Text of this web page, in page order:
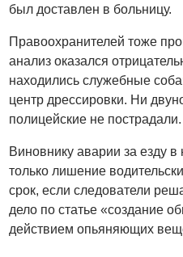
был доставлен в больницу.
Правоохранителей тоже
анализ оказался
находились служебные
центр дрессировки. Ни
полицейские не пострадали.
Виновнику аварии за езду в
только лишение
срок, если следователи
дело по статье «создание
действием опьяняющих